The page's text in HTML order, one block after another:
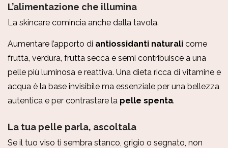
L’alimentazione che illumina
La skincare comincia anche dalla tavola.
Aumentare l’apporto di antiossidanti naturali come
frutta, verdura, frutta secca e semi contribuisce a una
pelle più luminosa e reattiva. Una dieta ricca di vitamine e
acqua è la base invisibile ma essenziale per una bellezza
autentica e per contrastare la pelle spenta.
La tua pelle parla, ascoltala
Se il tuo viso ti sembra stanco, grigio o segnato, non